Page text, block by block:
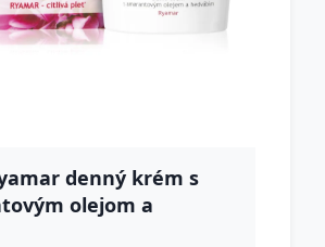
denný krém s
olejom a
50 ml